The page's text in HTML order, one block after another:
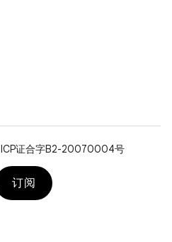
ICP证合字B2-20070004号
订阅